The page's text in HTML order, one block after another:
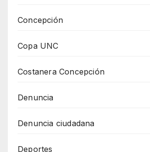
Concepción
Copa UNC
Costanera Concepción
Denuncia
Denuncia ciudadana
Deportes